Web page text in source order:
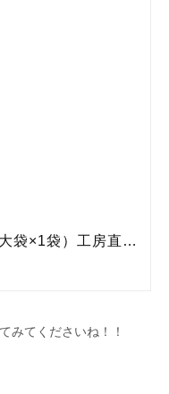
みてくださいね！！